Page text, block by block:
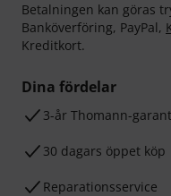
Betalningen kan göras
Banköverföring, PayPal,
Kreditkort.
Dina fördelar
3-år Thomann-
30 dagars öppet köp
Reparationsservice